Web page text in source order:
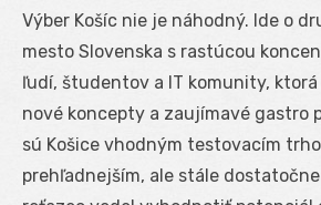
Výber Košíc nie je náhodný. Ide o
mesto Slovenska s rastúcou
ľudí, študentov a IT komunity,
nové koncepty a zaujímavé gastro
sú Košice vhodným testovacím
prehľadnejším, ale stále